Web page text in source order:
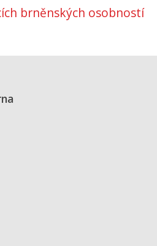
brněnských osobností